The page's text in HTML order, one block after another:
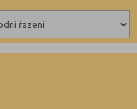
list
listu